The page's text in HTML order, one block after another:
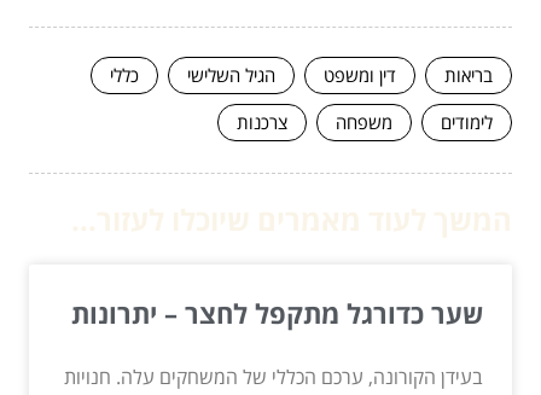
בריאות דין ומשפט הגיל השלישי
כללי
לימודים
משפחה צרכנות
שער כדורגל מתקפל לחצר – יתרונות
בעידן הקורונה, ערכם הכללי של המשחקים עלה. חנויות